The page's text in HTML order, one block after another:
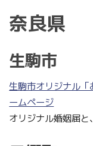
奈良県
生駒市
生駒市オリジナル
ームページ
オリジナル婚姻届と